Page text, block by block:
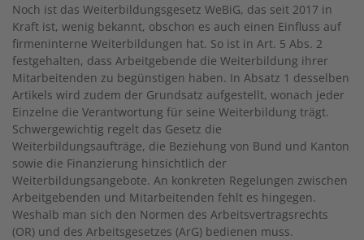
Noch ist das Weiterbildungsgesetz WeBiG, das seit 2017 in
Kraft ist, wenig bekannt, obschon es auch einen Einfluss auf
firmeninterne Weiterbildungen hat. So ist in Art. 5 Abs. 2
festgehalten, dass Arbeitgebende die Weiterbildung ihrer
Mitarbeitenden zu begünstigen haben. In Absatz 1 desselben
Artikels wird zudem der Grundsatz aufgestellt, wonach jeder
Einzelne die Verantwortung für seine Weiterbildung trägt.
Schwer­gewichtig regelt das Gesetz die
Weiterbildungsaufträge, die Beziehung von Bund und Kanton
sowie die Finanzierung ­hinsichtlich der
Weiterbildungsangebote. An konkreten Regelungen zwischen
Arbeitgebenden und Mitarbeitenden fehlt es hingegen.
Weshalb man sich den Normen des Arbeitsvertragsrechts
(OR) und des Arbeitsgesetzes (ArG) bedienen muss.